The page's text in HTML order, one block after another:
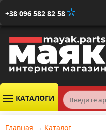
+38 096 582 82 58
КАТАЛОГИ
Главная → Каталог